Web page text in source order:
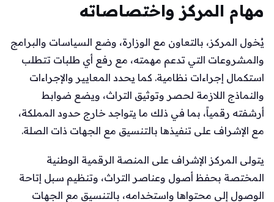
مهام المركز واختصاصاته
يُخول المركز، بالتعاون مع الوزارة، وضع السياسات والبرامج
والمشروعات التي تدعم مهمته، مع رفع أي طلبات تتطلب
استكمال إجراءات نظامية. كما يحدد المعايير والإجراءات
والنماذج اللازمة لحصر وتوثيق التراث، ويضع ضوابط
أرشفته رقمياً، بما في ذلك ما يتواجد خارج حدود المملكة،
مع الإشراف على تنفيذها بالتنسيق مع الجهات ذات الصلة.
يتولى المركز الإشراف على المنصة الرقمية الوطنية
المختصة بحفظ أصول وعناصر التراث، وتنظيم سبل إتاحة
الوصول إلى محتواها واستخدامه، بالتنسيق مع الجهات